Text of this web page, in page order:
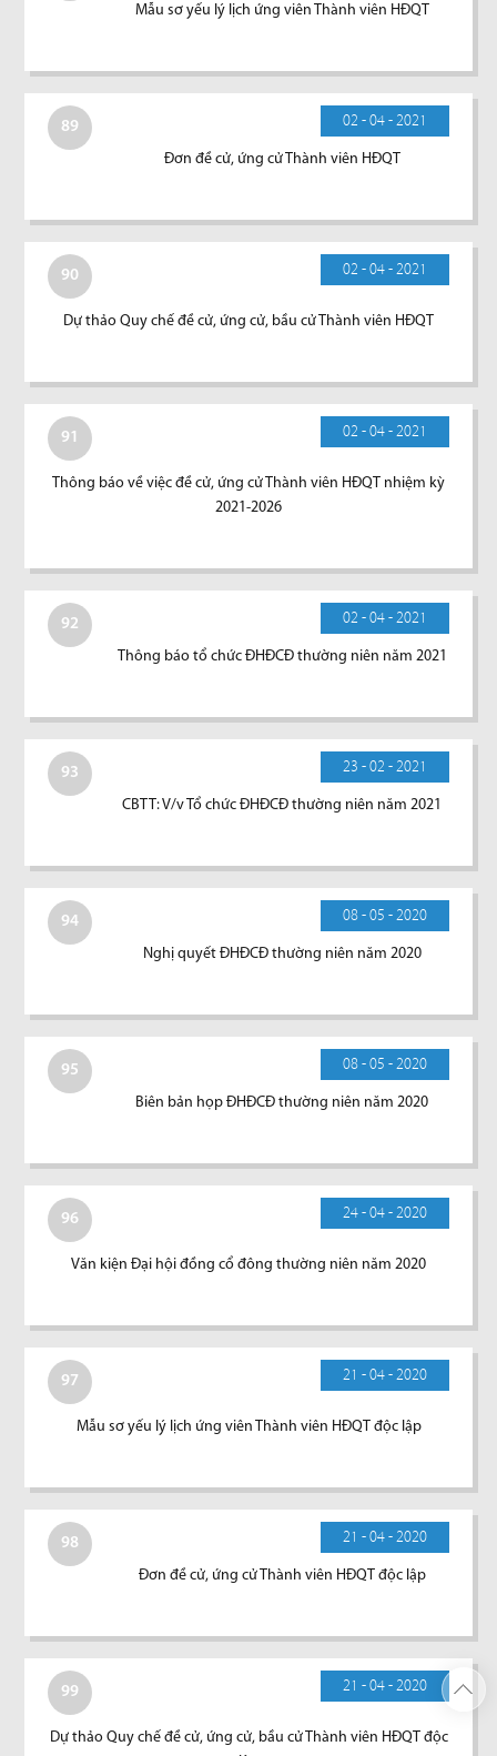
Mẫu sơ yếu lý lịch ứng viên Thành viên HĐQT
89 02 - 04 - 2021
Đơn đề cử, ứng cử Thành viên HĐQT
90 02 - 04 - 2021
Dự thảo Quy chế đề cử, ứng cử, bầu cử Thành viên HĐQT
91 02 - 04 - 2021
Thông báo về việc đề cử, ứng cử Thành viên HĐQT nhiệm kỳ
2021-2026
92 02 - 04 - 2021
Thông báo tổ chức ĐHĐCĐ thường niên năm 2021
93 23 - 02 - 2021
CBTT: V/v Tổ chức ĐHĐCĐ thường niên năm 2021
94 08 - 05 - 2020
Nghị quyết ĐHĐCĐ thường niên năm 2020
95 08 - 05 - 2020
Biên bản họp ĐHĐCĐ thường niên năm 2020
96 24 - 04 - 2020
Văn kiện Đại hội đồng cổ đông thường niên năm 2020
97 21 - 04 - 2020
Mẫu sơ yếu lý lịch ứng viên Thành viên HĐQT độc lập
98 21 - 04 - 2020
Đơn đề cử, ứng cử Thành viên HĐQT độc lập
99 21 - 04 - 2020
Dự thảo Quy chế đề cử, ứng cử, bầu cử Thành viên HĐQT độc